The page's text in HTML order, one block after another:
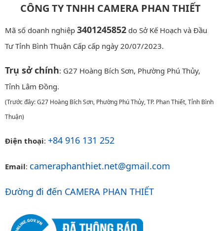
CÔNG TY TNHH CAMERA PHAN THIẾT
Mã số doanh nghiệp 3401245852 do Sở Kế Hoạch và Đầu
Tư Tỉnh Bình Thuận Cấp cấp ngày 20/07/2023.
Trụ sở chính: G27 Hoàng Bích Sơn, Phường Phú Thủy,
Tỉnh Lâm Đồng.
(Trước đây: G27 Hoàng Bích Sơn, Phường Phú Thủy, TP. Phan Thiết, Tỉnh Bình
Thuận)
Điện thoại: +84 916 131 252
Email: cameraphanthiet.net@gmail.com
Đường đi đến CAMERA PHAN THIẾT